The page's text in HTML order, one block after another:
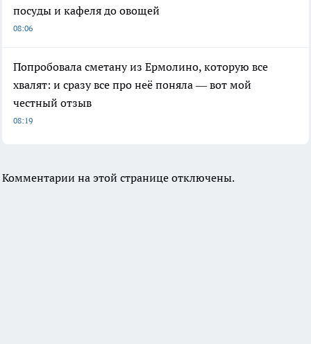
посуды и кафеля до овощей
08:06
Попробовала сметану из Ермолино, которую все
хвалят: и сразу все про неё поняла — вот мой
честный отзыв
08:19
Комментарии на этой странице отключены.